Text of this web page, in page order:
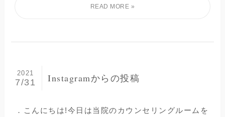
Instagramからの投稿
2021
7/31
．こんにちは!今日は当院のカウンセリングルームを